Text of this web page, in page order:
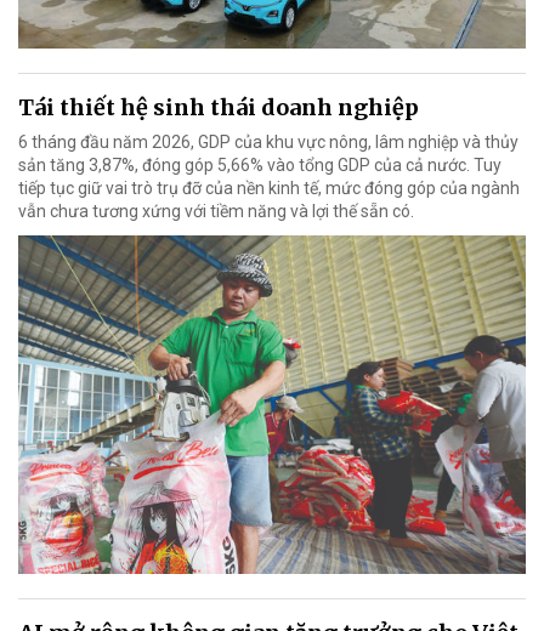
Tái thiết hệ sinh thái doanh nghiệp
6 tháng đầu năm 2026, GDP của khu vực nông, lâm nghiệp và thủy
sản tăng 3,87%, đóng góp 5,66% vào tổng GDP của cả nước. Tuy
tiếp tục giữ vai trò trụ đỡ của nền kinh tế, mức đóng góp của ngành
vẫn chưa tương xứng với tiềm năng và lợi thế sẵn có.